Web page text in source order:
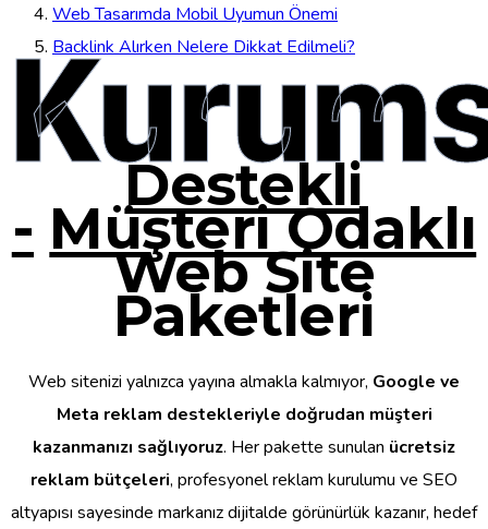
Web Tasarımda Mobil Uyumun Önemi
Backlink Alırken Nelere Dikkat Edilmeli?
Destekli
- Müşteri Odaklı
Web Site
Paketleri
Web sitenizi yalnızca yayına almakla kalmıyor, Google ve
Meta reklam destekleriyle doğrudan müşteri
kazanmanızı sağlıyoruz. Her pakette sunulan ücretsiz
reklam bütçeleri, profesyonel reklam kurulumu ve SEO
altyapısı sayesinde markanız dijitalde görünürlük kazanır, hedef